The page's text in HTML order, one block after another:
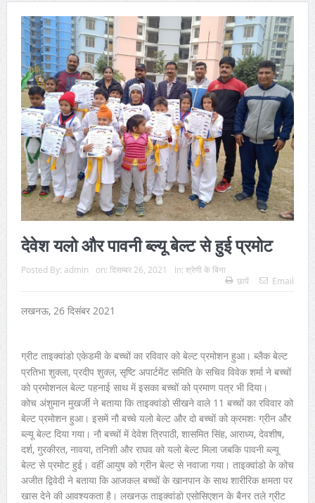
देवेश यलो और पावनी ब्ल्यू बेल्ट से हुई प्रमोट
Posted By: admin on: दिसम्बर 26, 2021 In: श्रेणी के बिना
छापें
Email
लखनऊ, 26 दिसंबर 2021
ग्रीट ताइक्वांडो एकेडमी के बच्चों का रविवार को बेल्ट प्रमोशन हुआ। ब्लैक बेल्ट
प्रतिभा शुक्ला, प्रदीप शुक्ल, सृष्टि अपार्टमेंट समिति के सचिव विवेक शर्मा ने बच्चों
को प्रमोशनल बेल्ट पहनाई साथ में इसका बच्चों को प्रमाण पत्र भी दिया।
कोच अंशुमान मुखर्जी ने बताया कि ताइक्वांडो सीखने वाले 11 बच्चों का रविवार को
बेल्ट प्रमोशन हुआ। इसमें नौ बच्चे यलो बेल्ट और दो बच्चों को क्रमशः ग्रीन और
ब्ल्यू बेल्ट दिया गया। नौ बच्चों में देवेश त्रिपाठी, शासमित सिंह, आराध्य, देवशीष,
दर्श, गुरकीरत, नावया, तनिशी और राघव को यलो बेल्ट मिला जबकि पावनी ब्ल्यू
बेल्ट से प्रमोट हुई। वहीं आयुष को ग्रीन बेल्ट से नवाजा गया। ताइक्वांडो के कोच
अजीत द्विवेदी ने बताया कि आजकल बच्चों के खानपान के साथ शारीरिक क्षमता पर
खास देने की आवश्यकता है। लखनऊ ताइक्वांडो एसोसिएशन के बैनर तले ग्रीट